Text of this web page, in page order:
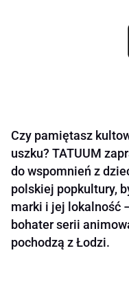
Czy pamiętasz
uszku? TATUUM
do wspomnień z
polskiej popkultury,
marki i jej lokalność
bohater serii
pochodzą z Łodzi.